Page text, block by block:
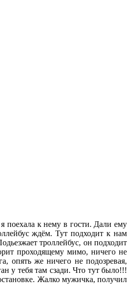
поехала к нему в гости. Дали ему
ждём. Тут подходит к нам
троллейбус, он подходит
проходящему мимо, ничего не
опять же ничего не подозревая,
у тебя там сзади. Что тут было!!!
Жалко мужичка, получил